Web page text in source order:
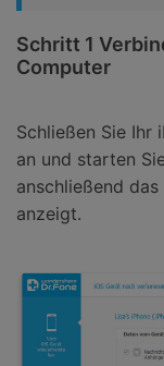
Schritt 1
Computer
Schließen Sie Ihr
an und starten
anschließend
anzeigt.